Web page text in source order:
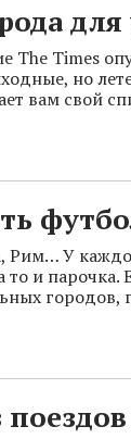
для
The Times
но
вам свой
Рим… У
то и
городов,